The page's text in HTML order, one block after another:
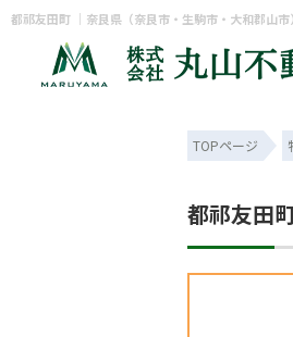
都祁友田町 ｜奈良県（奈良市・生駒市・大和郡山
TOPページ
都祁友田